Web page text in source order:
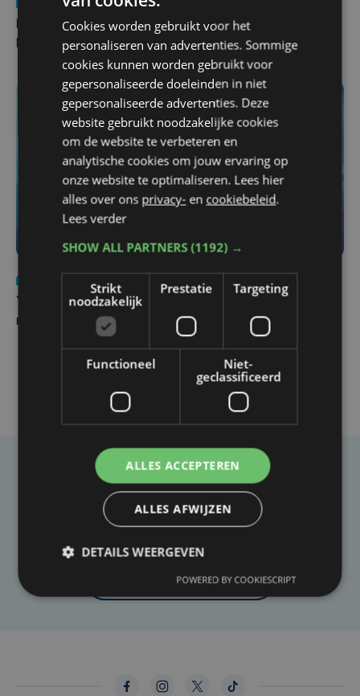
Nieuws
di 4 augustus | 09:32
Man en vrouw dood aangetroffen in woning in Sint-
Pieters Brugge
Yaro (19), slachtoffer van vechtpartij, is na
maandenlange coma overleden
Taalfout opgemerkt?
Heb je een taal- of schrijffout opgemerkt in dit
artikel?
Laat het ons weten
Cookies worden gebruikt voor het
personaliseren van advertenties. Sommige
cookies kunnen worden gebruikt voor
gepersonaliseerde doeleinden in niet
gepersonaliseerde advertenties. Deze
website gebruikt noodzakelijke cookies
om de website te verbeteren en
analytische cookies om jouw ervaring op
onze website te optimaliseren. Lees hier
alles over ons privacy- en cookiebeleid.
Lees verder
SHOW ALL PARTNERS(1192) →
Strikt
noodzakelijk
Prestatie Targeting
Functioneel
Niet-
geclassificeerd
ALLES ACCEPTEREN
ALLES AFWIJZEN
DETAILS WEERGEVEN
POWERED BY COOKIESCRIPT